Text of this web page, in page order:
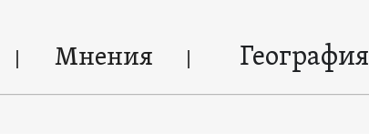
Мнения География